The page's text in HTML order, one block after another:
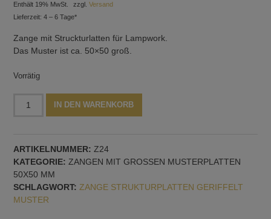
Enthält 19% MwSt. zzgl.Versand
Lieferzeit: 4 – 6 Tage*
Zange mit Struckturlatten für Lampwork.
Das Muster ist ca. 50×50 groß.
Vorrätig
Muster
Nr.
24
Menge
IN DEN WARENKORB
ARTIKELNUMMER: Z24
KATEGORIE: ZANGEN MIT GROSSEN MUSTERPLATTEN 5
0X50 MM
SCHLAGWORT: ZANGE STRUKTURPLATTEN GERIFFELT
MUSTER